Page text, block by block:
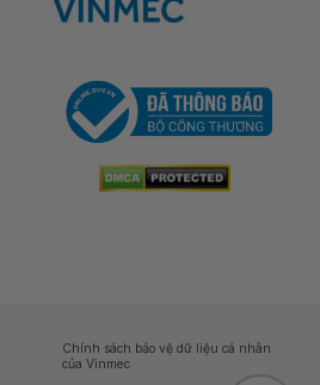
Chính sách bảo vệ dữ liệu cá nhân
của Vinmec